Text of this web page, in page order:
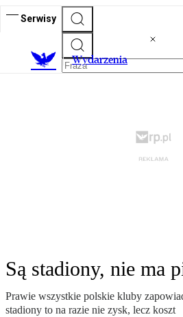
Serwisy
Wydarzenia
Są stadiony, nie ma
Prawie wszystkie polskie kluby
stadiony to na razie nie zysk, lecz koszt